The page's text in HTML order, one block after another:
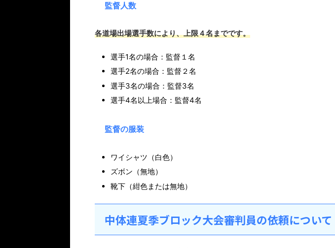
監督人数
各道場出場選手数により、上限４名までです。
選手1名の場合：監督１名
選手2名の場合：監督２名
選手3名の場合：監督3名
選手4名以上場合：監督4名
監督の服装
ワイシャツ（白色）
ズボン（無地）
靴下（紺色または無地）
中体連夏季ブロック大会審判員の依頼について